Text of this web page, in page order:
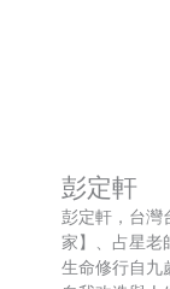
彭定軒
彭定軒，台灣
家】、占星老
生命修行自九